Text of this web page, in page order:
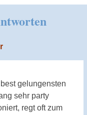
gelungensten
sehr party
regt oft zum